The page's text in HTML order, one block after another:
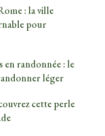
: la ville
pour
en randonnée : le
léger
cette perle